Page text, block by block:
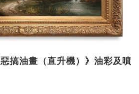
搞油畫（直升機）》油彩及噴